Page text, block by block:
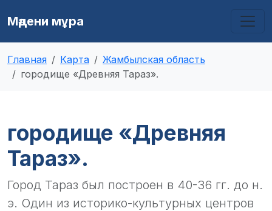
Мәдени мұра
Главная Карта
Жамбылская область
городище «Древняя Тараз».
городище «Древняя
Тараз».
Город Тараз был построен в 40-36 гг. до н.
э. Один из историко-культурных центров